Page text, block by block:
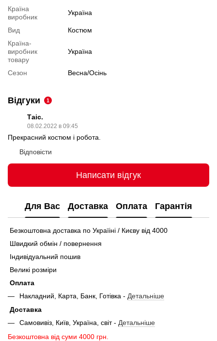
Країна
виробник
Україна
Вид
Костюм
Країна-
виробник
товару
Україна
Сезон Весна/Осінь
Відгуки 1
Таіс.
08.02.2022 в 09:45
Прекрасний костюм і робота.
Відповісти
Написати відгук
Для Вас Доставка Оплата Гарантія
Безкоштовна доставка по Україіні / Києву від 4000
Швидкий обмін / повернення
Індивідуальний пошив
Великі розміри
Оплата
Накладний, Карта, Банк, Готівка - Детальніше
Доставка
Самовивіз, Київ, Україна, світ - Детальніше
Безкоштовна від суми 4000 грн.